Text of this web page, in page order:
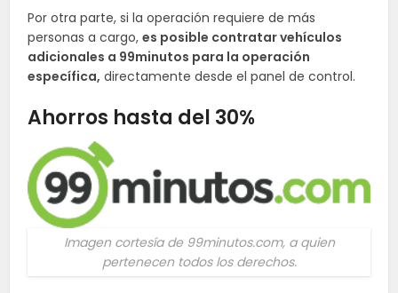
Por otra parte, si la operación requiere de más
personas a cargo,es posible contratar vehículos
adicionales a 99minutos para la operación
específica, directamente desde el panel de control.
Ahorros hasta del 30%
Imagen cortesía de 99minutos.com, a quien
pertenecen todos los derechos.